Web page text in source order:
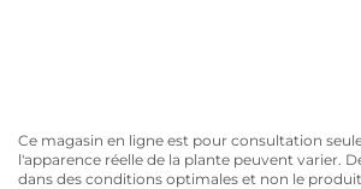
Ce magasin en ligne est pour consultation
l'apparence réelle de la plante peuvent varier.
dans des conditions optimales et non le